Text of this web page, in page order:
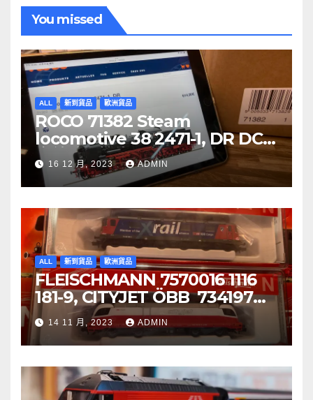
You missed
ALL 新到貨品 歐洲貨品
ROCO 71382 Steam
locomotive 38 2471-1, DR DCC
音效噴煙機車
16 12 月, 2023 ADMIN
ALL 新到貨品 歐洲貨品
FLEISCHMANN 7570016 1116
181-9, CITYJET ÖBB 734197
Re 620 088-5, SBB Cargo
14 11 月, 2023 ADMIN